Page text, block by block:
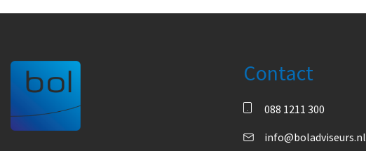
Contact
088 1211 300
info@boladviseurs.nl